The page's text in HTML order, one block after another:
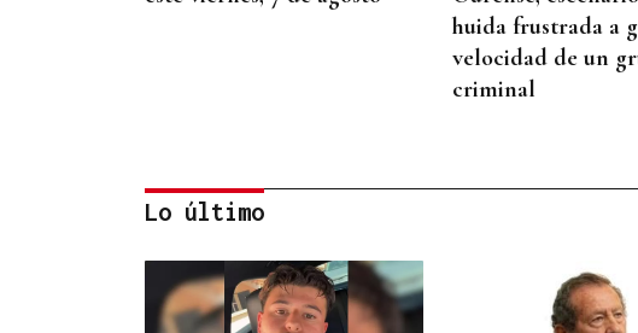
huida frustrada a
velocidad de un
criminal
12 DE AGOSTO
Lo último